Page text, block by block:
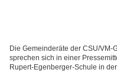
Die Gemeinderäte der CSU/VM-
sprechen sich in einer
Rupert-Egenberger-Schule in